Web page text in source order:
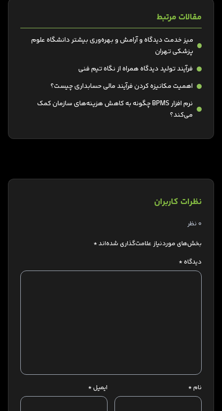
مقالات مرتبط
میز خدمت دیدگاه و آرامش و بهره‌وری بیشتر دانشگاه علوم
پزشکی تهران
فرآیند تولید دیدگاه همراه از نگاه تیم فنی
اهمیت مکانیزه کردن فرآیند مالی حسابداری چیست؟
نرم افزار BPMS چگونه به کاهش هزینه‌های سازمان کمک
می‌کند؟
نظرات کاربران
0 نظر
بخش‌های موردنیاز علامت‌گذاری شده‌اند*
دیدگاه*
نام* ایمیل*